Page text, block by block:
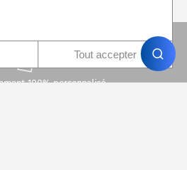
100% personnalisé
Tout accepter